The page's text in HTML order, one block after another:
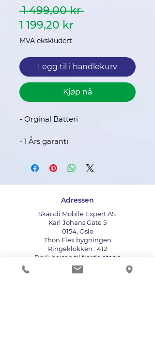
1 499,00 kr Vanlig
1 199,20 krSalgspris
MVA ekskludert
Legg til i handlekurv
Kjøp nå
- Orginal Batteri
- 1 Års garanti
Adressen
Skandi Mobile Expert AS.
Karl Johans Gate 5
0154, Oslo
Thon Flex bygningen
Ringeklokken : 412
Bruk heisen til fjerde etasje
info@mobileexpert.no
+47 411 11 211